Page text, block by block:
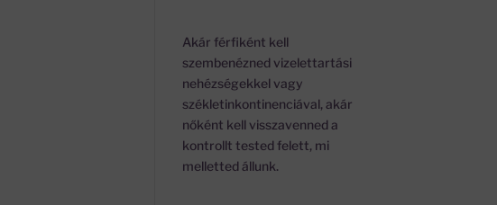
Akár férfiként kell
szembenézned vizelettartási
nehézségekkel vagy
székletinkontinenciával, akár
nőként kell visszavenned a
kontrollt tested felett, mi
melletted állunk.